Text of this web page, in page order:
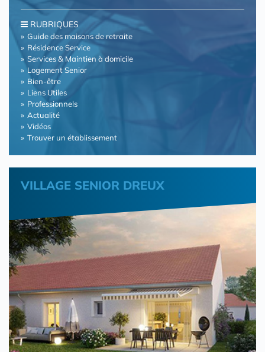
RUBRIQUES
Guide des maisons de retraite
Résidence Service
Services & Maintien à domicile
Logement Senior
Bien-être
Liens Utiles
Professionnels
Actualité
Vidéos
Trouver un établissement
VILLAGE SENIOR DREUX